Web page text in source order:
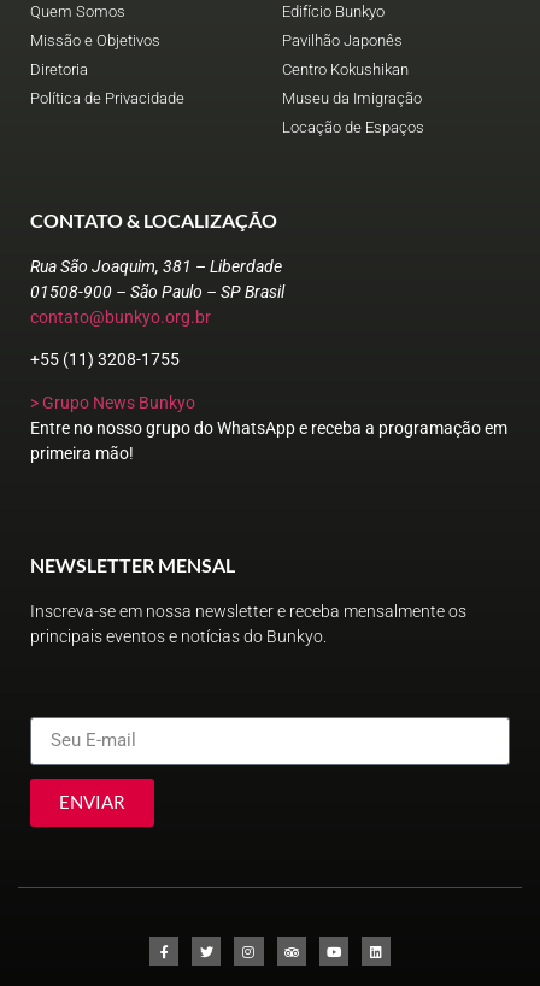
Quem Somos
Missão e Objetivos
Diretoria
Política de Privacidade
Edifício Bunkyo
Pavilhão Japonês
Centro Kokushikan
Museu da Imigração
Locação de Espaços
CONTATO & LOCALIZAÇÃO
Rua São Joaquim, 381 – Liberdade
01508-900 – São Paulo – SP Brasil
contato@bunkyo.org.br
+55 (11) 3208-1755
> Grupo News Bunkyo
Entre no nosso grupo do WhatsApp e receba a programação em
primeira mão!
NEWSLETTER MENSAL
Inscreva-se em nossa newsletter e receba mensalmente os
principais eventos e notícias do Bunkyo.
ENVIAR